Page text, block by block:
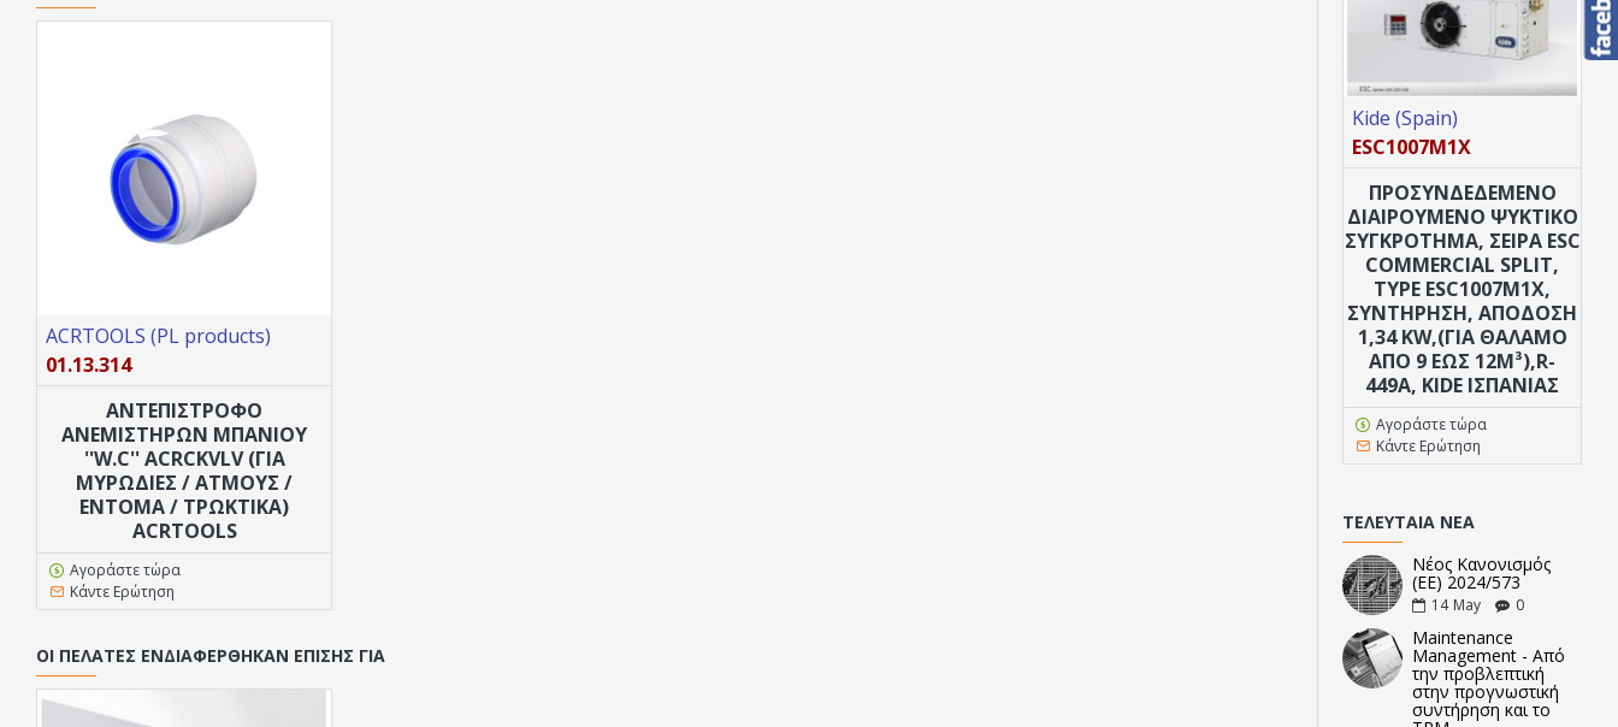
ACRTOOLS (PL products)
01.13.314
ΑΝΤΕΠΙΣΤΡΟΦΟ
ANEMΙΣΤΗΡΩΝ ΜΠΑΝΙΟΥ
''W.C'' ACRCKVLV (ΓΙΑ
ΜΥΡΩΔΙΈΣ / ΑΤΜΟΎΣ /
ΈΝΤΟΜΑ / ΤΡΩΚΤΙΚΆ)
ACRTOOLS
Αγοράστε τώρα
Κάντε Ερώτηση
ΟΙ ΠΕΛΆΤΕΣ ΕΝΔΙΑΦΈΡΘΗΚΑΝ ΕΠΊΣΗΣ ΓΙΑ
Kide (Spain)
ESC1007M1X
ΠΡΟΣΥΝΔΕΔΕΜΈΝΟ
ΔΙΑΙΡΟΎΜΕΝΟ ΨΥΚΤΙΚΌ
ΣΥΓΚΡΌΤΗΜΑ, ΣΕΙΡΆ ESC
COMMERCIAL SPLIT,
TYPE ESC1007M1X,
ΣΥΝΤΉΡΗΣΗ, ΑΠΌΔΟΣΗ
1,34 KW,(ΓΙΑ ΘΆΛΑΜΟ
ΑΠΌ 9 ΕΏΣ 12M³),R-
449A, KIDE ΙΣΠΑΝΊΑΣ
Αγοράστε τώρα
Κάντε Ερώτηση
ΤΕΛΕΥΤΑΊΑ ΝΈΑ
Νέος Κανονισμός
(ΕΕ) 2024/573
14 May 0
Maintenance
Management - Από
την προβλεπτική
στην προγνωστική
συντήρηση και το